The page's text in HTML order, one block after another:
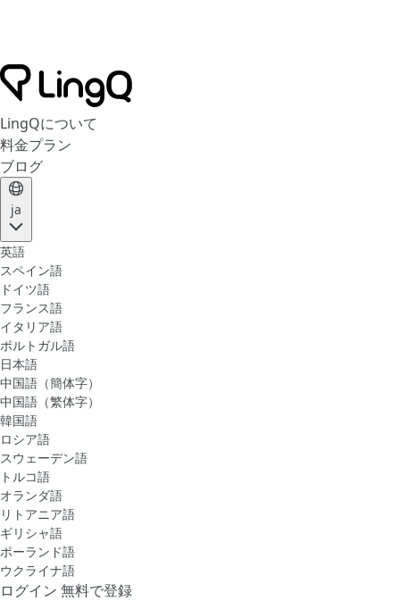
LingQについて
料金プラン
ブログ
ja
英語
スペイン語
ドイツ語
フランス語
イタリア語
ポルトガル語
日本語
中国語（簡体字）
中国語（繁体字）
韓国語
ロシア語
スウェーデン語
トルコ語
オランダ語
リトアニア語
ギリシャ語
ポーランド語
ウクライナ語
ログイン 無料で登録